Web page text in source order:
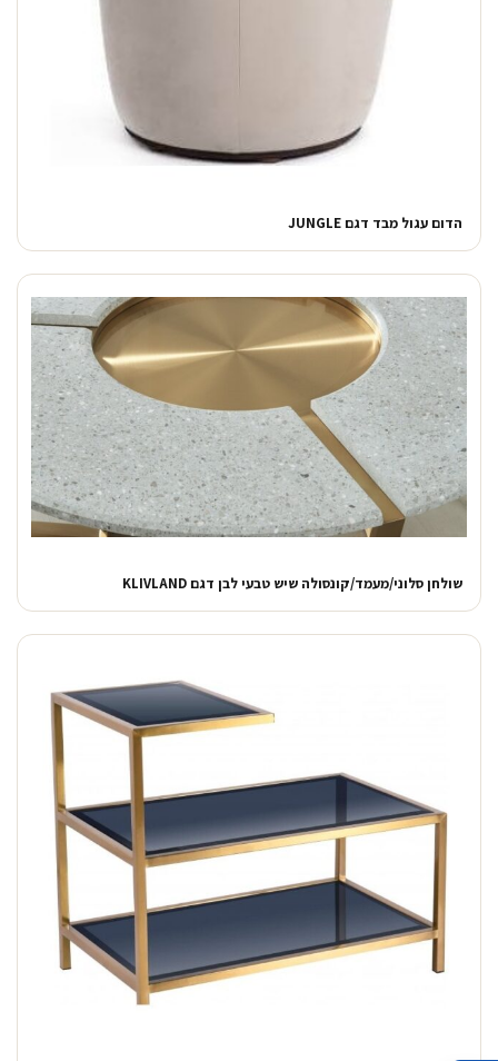
הדום עגול מבד דגם JUNGLE
שולחן סלוני/מעמד/קונסולה שיש טבעי לבן דגם KLIVLAND